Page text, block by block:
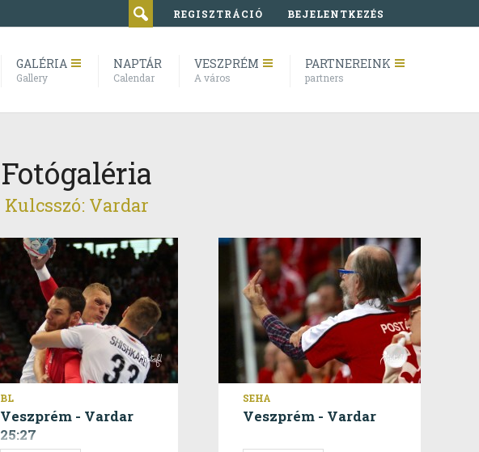
REGISZTRÁCIÓ BEJELENTKEZÉS
GALÉRIA
Gallery
NAPTÁR
Calendar
VESZPRÉM
A város
PARTNEREINK
partners
Fotógaléria
Kulcsszó: Vardar
BL
Veszprém - Vardar
25:27
SEHA
Veszprém - Vardar